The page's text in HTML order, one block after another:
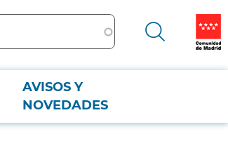
AVISOS Y
NOVEDADES
7 de Madrid, sede del Servicio Madrileño